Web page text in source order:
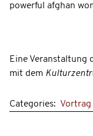
powerful afghan
Eine Veranstaltung
mit dem
Categories: Vortrag